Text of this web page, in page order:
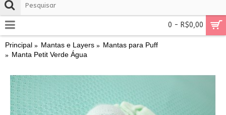
0 - R$0,00
Principal Mantas e Layers
Mantas para Puff
Manta Petit Verde Água